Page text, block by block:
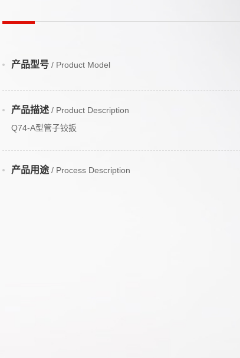
产品型号 / Product Model
产品描述 / Product Description
Q74-A型管子铰扳
产品用途/ Process Description